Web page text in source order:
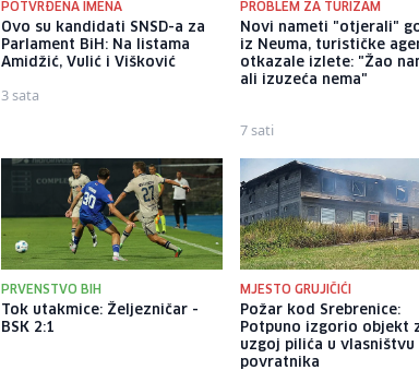
POTVRĐENA IMENA
Ovo su kandidati SNSD-a za
Parlament BiH: Na listama
Amidžić, Vulić i Višković
3 sata
PROBLEM ZA TURIZAM
Novi nameti "otjerali"
iz Neuma, turističke
otkazale izlete: "Žao
ali izuzeća nema"
7 sati
PRVENSTVO BIH
Tok utakmice: Željezničar -
BSK 2:1
MJESTO GRUJIČIĆI
Požar kod Srebrenice:
Potpuno izgorio objekt
uzgoj pilića u vlasništvu
povratnika